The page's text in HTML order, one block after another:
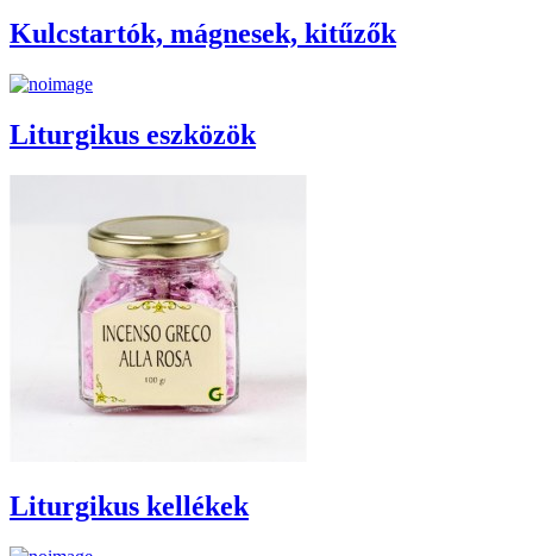
Kulcstartók, mágnesek, kitűzők
Liturgikus eszközök
Liturgikus kellékek